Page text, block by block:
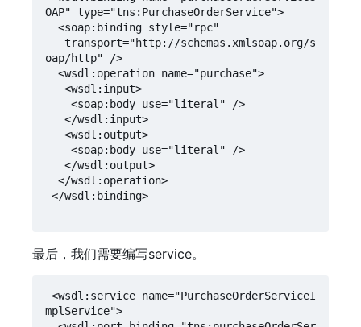
OAP" type="tns:PurchaseOrderService">
oap/http" />
最后 ， 我们需要编写service。
mplService">